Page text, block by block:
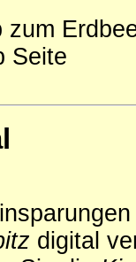
zum
Seite
digital